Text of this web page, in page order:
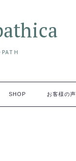
SHOP お客様の声